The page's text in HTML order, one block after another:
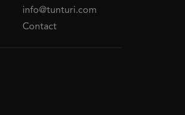
info@tunturi.com
Contact